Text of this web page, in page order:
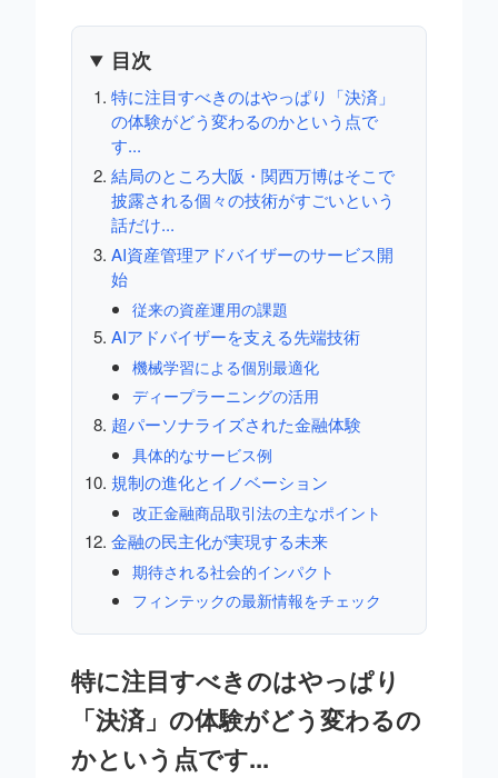
目次
特に注目すべきのはやっぱり「決済」
の体験がどう変わるのかという点で
す...
結局のところ大阪・関西万博はそこで
披露される個々の技術がすごいという
話だけ...
AI資産管理アドバイザーのサービス開
始
従来の資産運用の課題
AIアドバイザーを支える先端技術
機械学習による個別最適化
ディープラーニングの活用
超パーソナライズされた金融体験
具体的なサービス例
規制の進化とイノベーション
改正金融商品取引法の主なポイント
金融の民主化が実現する未来
期待される社会的インパクト
フィンテックの最新情報をチェック
特に注目すべきのはやっぱり
「決済」の体験がどう変わるの
かという点です...